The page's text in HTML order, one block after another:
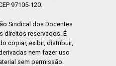
97105-120.
Sindical dos Docentes
direitos reservados. É
copiar, exibir, distribuir,
nem fazer uso
sem permissão.